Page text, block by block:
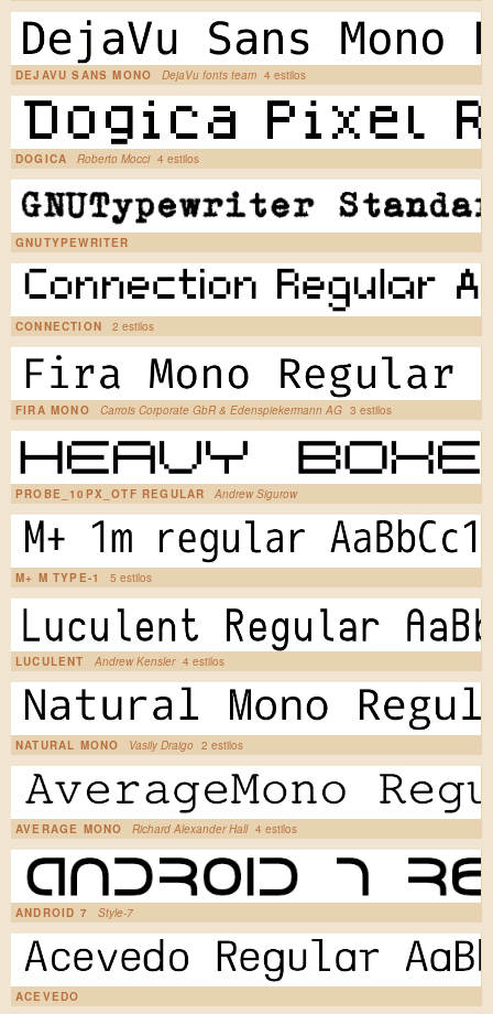
DEJAVU SANS MONO DejaVu fonts team 4 estilos
DOGICA Roberto Mocci 4 estilos
GNUTYPEWRITER
CONNECTION 2 estilos
FIRA MONO Carrois Corporate GbR & Edenspiekermann AG 3 estilos
PROBE_10PX_OTF REGULAR Andrew Sigurow
M+ M TYPE-1 5 estilos
LUCULENT Andrew Kensler 4 estilos
NATURAL MONO Vasily Draigo 2 estilos
AVERAGE MONO Richard Alexander Hall 4 estilos
ANDROID 7 Style-7
ACEVEDO